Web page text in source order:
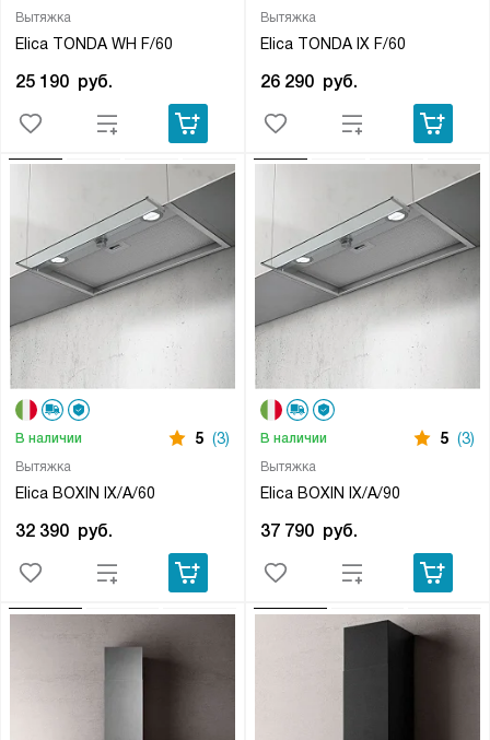
Вытяжка
Elica TONDA WH F/60
25 190 руб.
Вытяжка
Elica TONDA IX F/60
26 290 руб.
Вытяжка
Elica BOXIN IX/A/60
В наличии 5 (3)
32 390 руб.
Вытяжка
Elica BOXIN IX/A/90
В наличии 5 (3)
37 790 руб.